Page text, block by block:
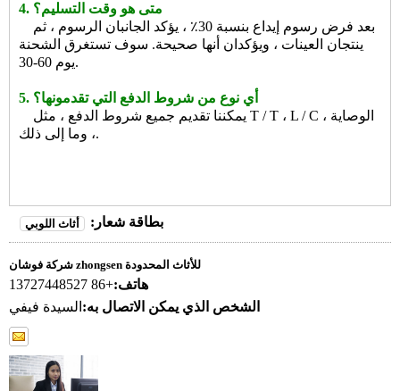
4. متى هو وقت التسليم؟
ينتجان العينات ، ويؤكدان أنها صحيحة. سوف تستغرق الشحنة
30-60 يوم.
5. أي نوع من شروط الدفع التي تقدمونها؟
، وما إلى ذلك.
بطاقة شعار: أثاث اللوبي
شركة فوشان zhongsen للأثاث المحدودة
هاتف:+86 13727448527
الشخص الذي يمكن الاتصال به: السيدة فيفي